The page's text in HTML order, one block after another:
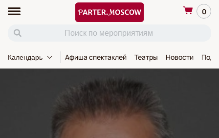
0
Календарь Афиша спектаклей Театры Новости